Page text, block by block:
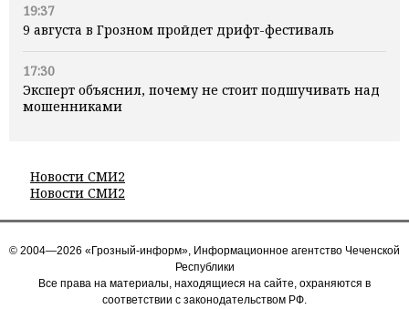
19:37
9 августа в Грозном пройдет дрифт-фестиваль
17:30
Эксперт объяснил, почему не стоит подшучивать над
мошенниками
Новости СМИ2
Новости СМИ2
© 2004—2026 «Грозный-информ», Информационное агентство Чеченской
Республики
Все права на материалы, находящиеся на сайте, охраняются в
соответствии с законодательством РФ.